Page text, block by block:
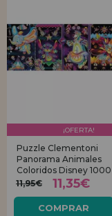
¡OFERTA!
Puzzle Clementoni
Panorama Animales
Coloridos Disney
11,95€
11,35€
COMPRAR